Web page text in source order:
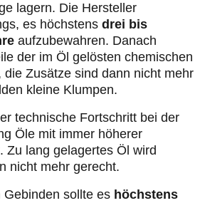
lagern. Die Hersteller
es höchstens drei bis
aufzubewahren. Danach
der im Öl gelösten chemischen
die Zusätze sind dann nicht mehr
kleine Klumpen.
technische Fortschritt bei der
Öle mit immer höherer
Zu lang gelagertes Öl wird
nicht mehr gerecht.
sollte es höchstens